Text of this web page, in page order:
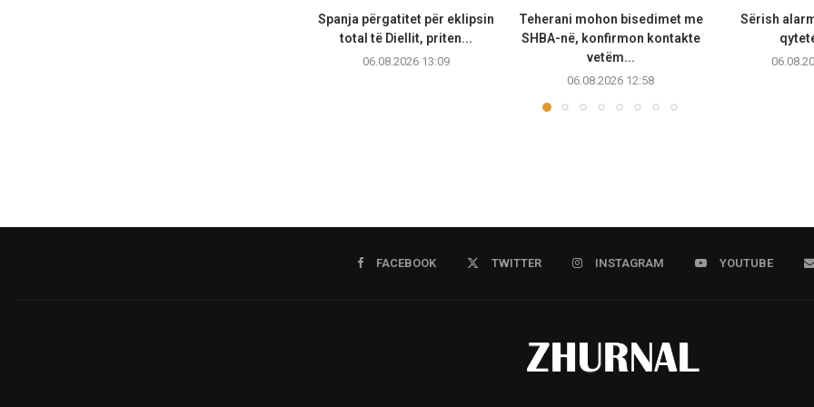
Spanja përgatitet për eklipsin
total të Diellit, priten...
06.08.2026 13:09
Teherani mohon bisedimet me
SHBA-në, konfirmon kontakte
vetëm...
06.08.2026 12:58
Sërish
FACEBOOK TWITTER INSTAGRAM YOUTUBE